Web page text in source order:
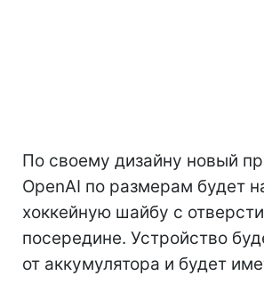
По своему дизайну новый
OpenAI по размерам будет
хоккейную шайбу с
посередине. Устройство
от аккумулятора и будет